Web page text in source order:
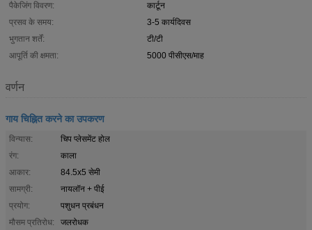
पैकेजिंग विवरण:
कार्टून
प्रसव के समय:
3-5 कार्यदिवस
भुगतान शर्तें:
टी/टी
आपूर्ति की क्षमता:
5000 पीसीएस/माह
वर्णन
गाय चिह्नित करने का उपकरण
विन्यास:
चिप प्लेसमेंट होल
रंग:
काला
आकार:
84.5x5 सेमी
सामग्री:
नायलॉन + पीई
प्रयोग:
पशुधन प्रबंधन
मौसम प्रतिरोध:
जलरोधक